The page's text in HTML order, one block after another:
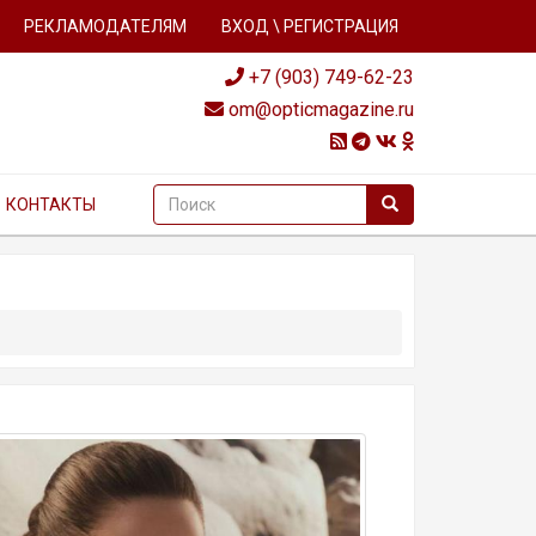
РЕКЛАМОДАТЕЛЯМ ВХОД \ РЕГИСТРАЦИЯ
+7 (903) 749-62-23
om@opticmagazine.ru
КОНТАКТЫ